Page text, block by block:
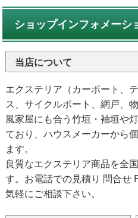
ショップインフォメーシ
当店について
エクステリア（カーポート、
ス、サイクルポート、網戸、
風家屋にも合う竹垣・袖垣や
ており、ハウスメーカーから
ます。
良質なエクステリア商品を全
す。お電話での見積り 問合せ
気軽にご相談下さい。